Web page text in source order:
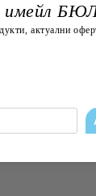
: подходящ за
лимон и
всяка кухня
имейл
актуални